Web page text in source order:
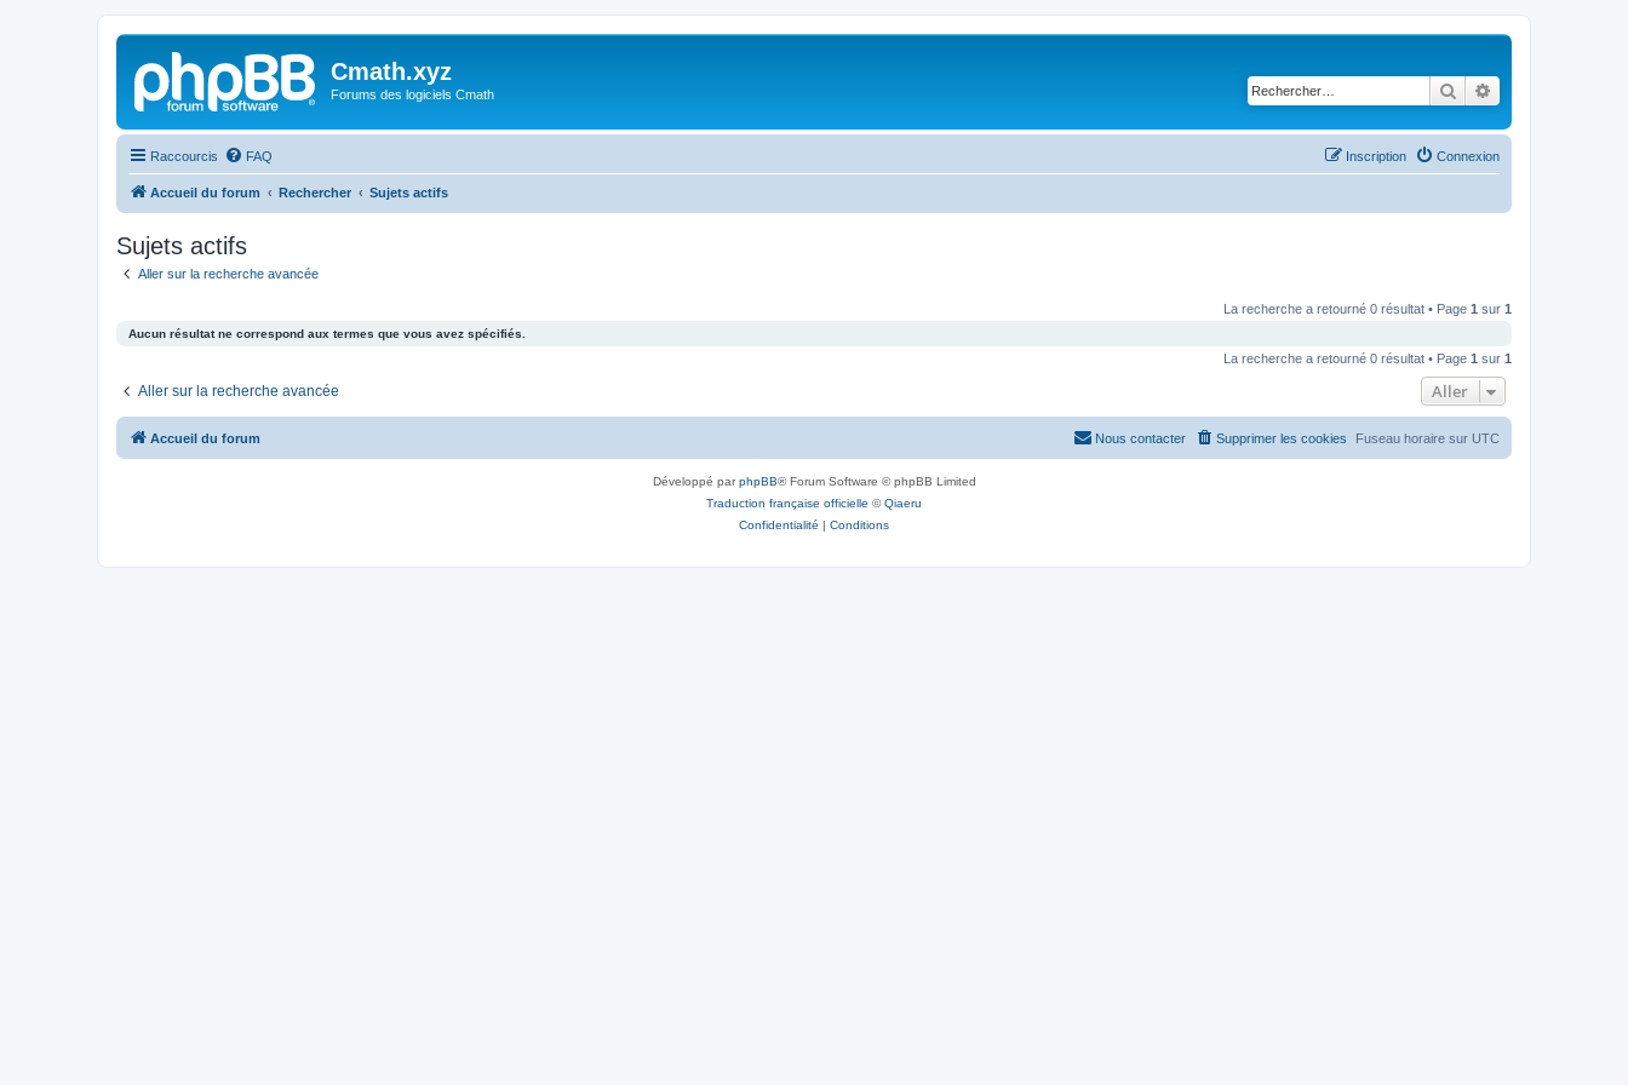
Cmath.xyz
Forums des logiciels Cmath Rechercher
Raccourcis FAQ Connexion
Inscription
Accueil du forum Rechercher Sujets actifs
Sujets actifs
Aller sur la recherche avancée
La recherche a retourné 0 résultat • Page 1 sur 1
Aucun résultat ne correspond aux termes que vous avez spécifiés.
La recherche a retourné 0 résultat • Page 1 sur 1
Aller sur la recherche avancée Aller
Accueil du forum Fuseau horaire sur UTC
Supprimer les cookies
Nous contacter
Développé parphpBB® Forum Software © phpBB Limited
Traduction française officielle ©Qiaeru
Confidentialité | Conditions